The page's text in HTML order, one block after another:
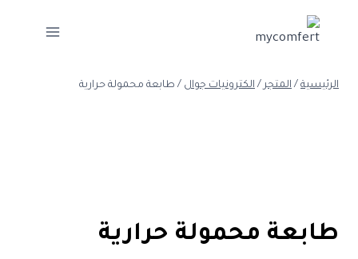
الرئيسية / المتجر / الكترونيات جوال / طابعة محمولة حرارية
طابعة محمولة حرارية